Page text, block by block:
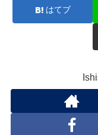
はてブ